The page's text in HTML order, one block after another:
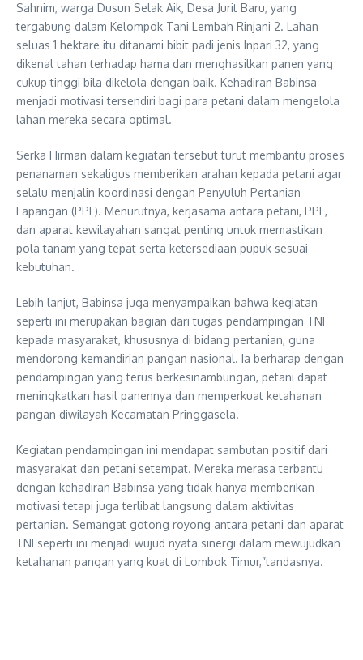
Sahnim, warga Dusun Selak Aik, Desa Jurit Baru, yang
tergabung dalam Kelompok Tani Lembah Rinjani 2. Lahan
seluas 1 hektare itu ditanami bibit padi jenis Inpari 32, yang
dikenal tahan terhadap hama dan menghasilkan panen yang
cukup tinggi bila dikelola dengan baik. Kehadiran Babinsa
menjadi motivasi tersendiri bagi para petani dalam mengelola
lahan mereka secara optimal.
Serka Hirman dalam kegiatan tersebut turut membantu proses
penanaman sekaligus memberikan arahan kepada petani agar
selalu menjalin koordinasi dengan Penyuluh Pertanian
Lapangan (PPL). Menurutnya, kerjasama antara petani, PPL,
dan aparat kewilayahan sangat penting untuk memastikan
pola tanam yang tepat serta ketersediaan pupuk sesuai
kebutuhan.
Lebih lanjut, Babinsa juga menyampaikan bahwa kegiatan
seperti ini merupakan bagian dari tugas pendampingan TNI
kepada masyarakat, khususnya di bidang pertanian, guna
mendorong kemandirian pangan nasional. Ia berharap dengan
pendampingan yang terus berkesinambungan, petani dapat
meningkatkan hasil panennya dan memperkuat ketahanan
pangan diwilayah Kecamatan Pringgasela.
Kegiatan pendampingan ini mendapat sambutan positif dari
masyarakat dan petani setempat. Mereka merasa terbantu
dengan kehadiran Babinsa yang tidak hanya memberikan
motivasi tetapi juga terlibat langsung dalam aktivitas
pertanian. Semangat gotong royong antara petani dan aparat
TNI seperti ini menjadi wujud nyata sinergi dalam mewujudkan
ketahanan pangan yang kuat di Lombok Timur,”tandasnya.